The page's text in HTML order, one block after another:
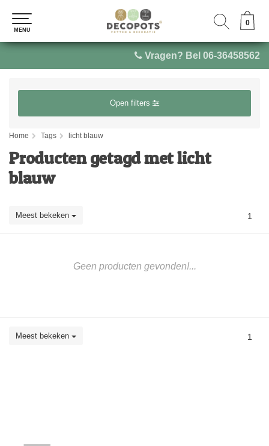
Vragen? Bel 06-36458562
0
MENU
0
MENU
Open filters
Home Tags licht blauw
Producten getagd met licht
blauw
Meest bekeken 1
Geen producten gevonden!...
Meest bekeken 1